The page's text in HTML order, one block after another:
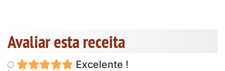
Avaliar esta receita
Excelente !